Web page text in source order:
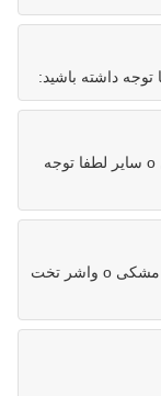
رنگ طبیعی o مشکی اکسید شده o آبکاری نیکل o سایر لطفا توجه
O-ring مشکی رنگ اصلی O-ring o واشر تخت مشکی o واشر تخت